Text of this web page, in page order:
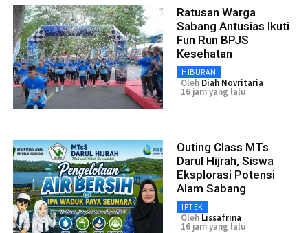
Ratusan Warga
Sabang Antusias Ikuti
Fun Run BPJS
Kesehatan
HIBURAN
Oleh Diah Novritaria
16 jam yang lalu
Outing Class MTs
Darul Hijrah, Siswa
Eksplorasi Potensi
Alam Sabang
IPTEK
Oleh Lissafrina
16 jam yang lalu